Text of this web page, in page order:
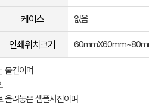
케이스 없음
인쇄위치크기
물건이며
올려놓은 샘플사진이며